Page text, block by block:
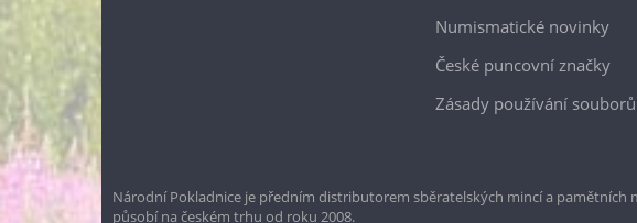
Numismatické novinky
České puncovní značky
Zásady používání
Národní Pokladnice je předním distributorem sběratelských mincí a pamětních
působí na českém trhu od roku 2008.